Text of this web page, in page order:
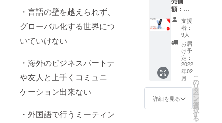
・言語の壁を越えられず、
グローバル化する世界につ
いていけない
・海外のビジネスパートナ
や友人と上手くコミュニ
ケーション出来ない
・外国語で行うミーティン
額：
27,980
円 リ
ターン
の詳
細： ・
Transp
en本体
ｘ １ ・
日本語
説明書
・持ち
運び用
支援
者：
9人
お届
け予
定：
2022
年02
月
詳細を見る
こ
の
リ
タ
ー
ン
を
選
択
す
る